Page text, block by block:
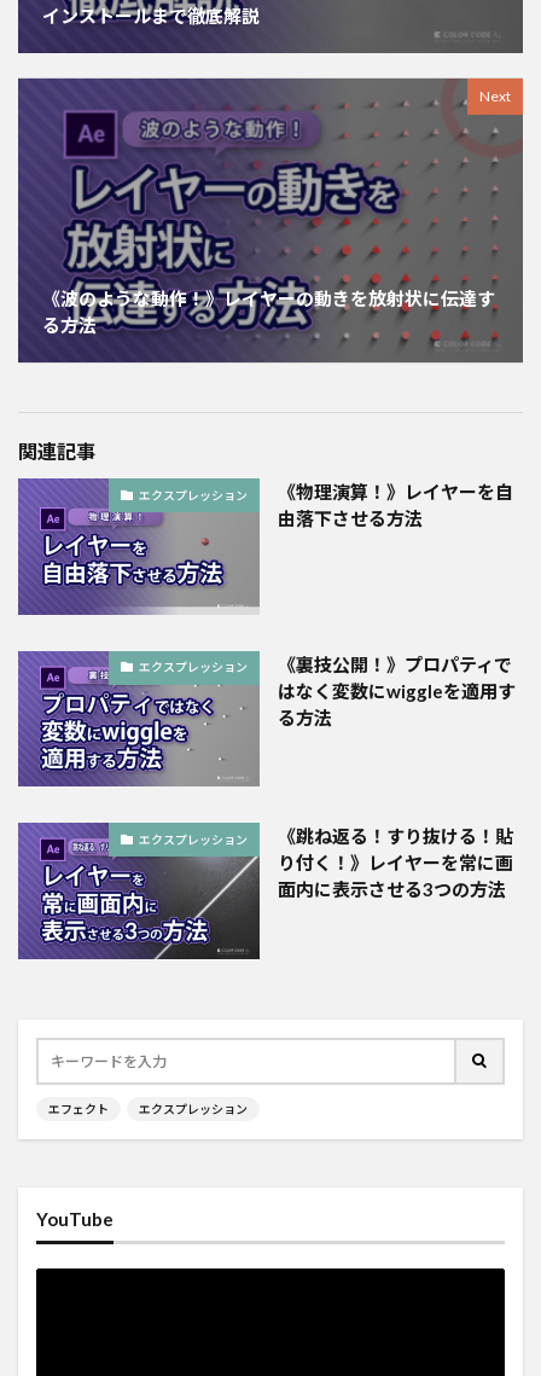
インストールまで徹底解説
Next
《波のような動作！》レイヤーの動きを放射状に伝達す
る方法
関連記事
エクスプレッション
《物理演算！》レイヤーを自
由落下させる方法
エクスプレッション
《裏技公開！》プロパティで
はなく変数にwiggleを適用す
る方法
エクスプレッション
《跳ね返る！すり抜ける！貼
り付く！》レイヤーを常に画
面内に表示させる3つの方法
エフェクト エクスプレッション
YouTube